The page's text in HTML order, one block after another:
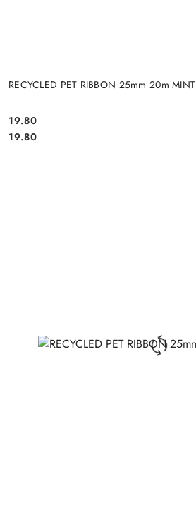
RECYCLED PET RIBBON 25mm 20m MINT
Cena:
19.80
Cena:
19.80